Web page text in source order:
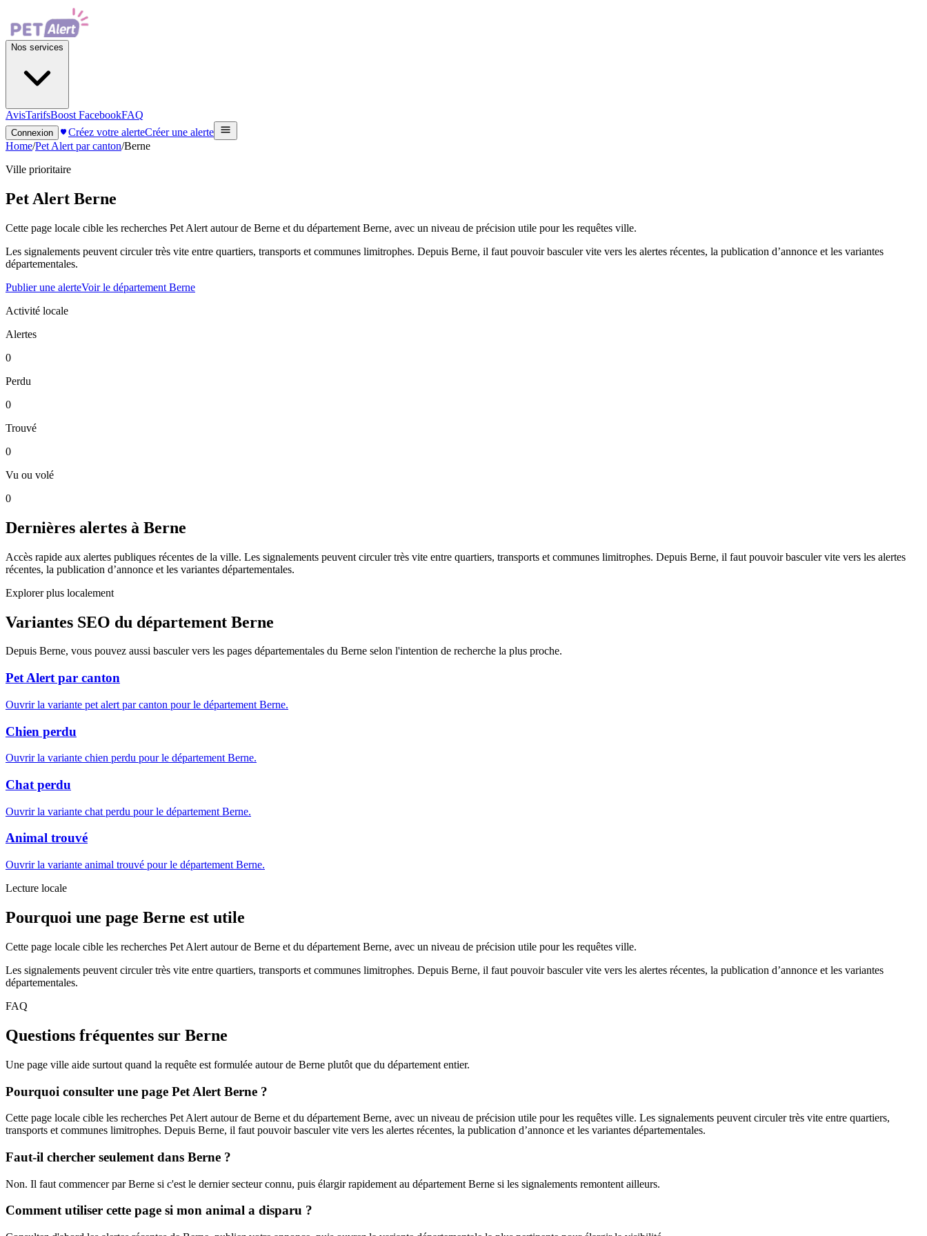
Nos services
AvisTarifsBoost FacebookFAQ
Connexion Créez votre alerteCréer une alerte
Home/Pet Alert par canton/Berne
Ville prioritaire
Pet Alert Berne
Cette page locale cible les recherches Pet Alert autour de Berne et du département Berne, avec un niveau de précision utile pour les requêtes ville.
Les signalements peuvent circuler très vite entre quartiers, transports et communes limitrophes. Depuis Berne, il faut pouvoir basculer vite vers les alertes récentes, la publication d’annonce et les variantes
départementales.
Publier une alerteVoir le département Berne
Activité locale
Alertes
0
Perdu
0
Trouvé
0
Vu ou volé
0
Dernières alertes à Berne
Accès rapide aux alertes publiques récentes de la ville. Les signalements peuvent circuler très vite entre quartiers, transports et communes limitrophes. Depuis Berne, il faut pouvoir basculer vite vers les alertes
récentes, la publication d’annonce et les variantes départementales.
Explorer plus localement
Variantes SEO du département Berne
Depuis Berne, vous pouvez aussi basculer vers les pages départementales du Berne selon l'intention de recherche la plus proche.
Pet Alert par canton
Ouvrir la variante pet alert par canton pour le département Berne.
Chien perdu
Ouvrir la variante chien perdu pour le département Berne.
Chat perdu
Ouvrir la variante chat perdu pour le département Berne.
Animal trouvé
Ouvrir la variante animal trouvé pour le département Berne.
Lecture locale
Pourquoi une page Berne est utile
Cette page locale cible les recherches Pet Alert autour de Berne et du département Berne, avec un niveau de précision utile pour les requêtes ville.
Les signalements peuvent circuler très vite entre quartiers, transports et communes limitrophes. Depuis Berne, il faut pouvoir basculer vite vers les alertes récentes, la publication d’annonce et les variantes
départementales.
FAQ
Questions fréquentes sur Berne
Une page ville aide surtout quand la requête est formulée autour de Berne plutôt que du département entier.
Pourquoi consulter une page Pet Alert Berne ?
Cette page locale cible les recherches Pet Alert autour de Berne et du département Berne, avec un niveau de précision utile pour les requêtes ville. Les signalements peuvent circuler très vite entre quartiers,
transports et communes limitrophes. Depuis Berne, il faut pouvoir basculer vite vers les alertes récentes, la publication d’annonce et les variantes départementales.
Faut-il chercher seulement dans Berne ?
Non. Il faut commencer par Berne si c'est le dernier secteur connu, puis élargir rapidement au département Berne si les signalements remontent ailleurs.
Comment utiliser cette page si mon animal a disparu ?